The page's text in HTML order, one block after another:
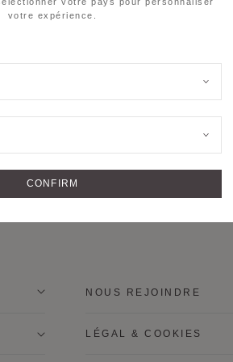
gel antibactérien, maquillage, parfum
soleil et à la chaleur.
NOUS REJOINDRE
LÉGAL & COOKIES
votre expérience.
CONFIRM